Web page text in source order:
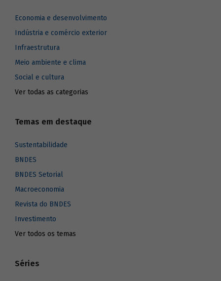
Economia e desenvolvimento
Indústria e comércio exterior
Infraestrutura
Meio ambiente e clima
Social e cultura
Ver todas as categorias
Temas em destaque
Sustentabilidade
BNDES
BNDES Setorial
Macroeconomia
Revista do BNDES
Investimento
Ver todos os temas
Séries